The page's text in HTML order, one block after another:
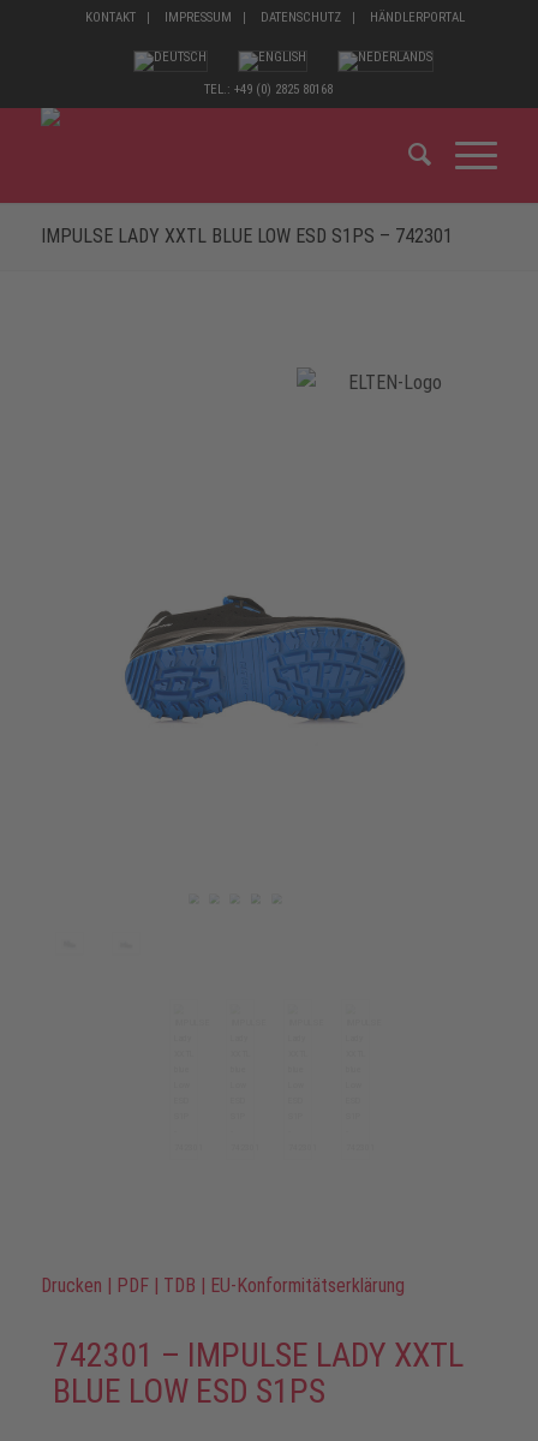
KONTAKT IMPRESSUM DATENSCHUTZ HÄNDLERPORTAL
TEL.: +49 (0) 2825 80168
IMPULSE LADY XXTL BLUE LOW ESD S1PS – 742301
Drucken | PDF | TDB | EU-Konformitätserklärung
742301 – IMPULSE LADY XXTL
BLUE LOW ESD S1PS